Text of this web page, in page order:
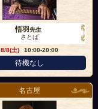
悟羽先生
さとば
8/8(土)
10:00-20:00
待機なし
名古屋